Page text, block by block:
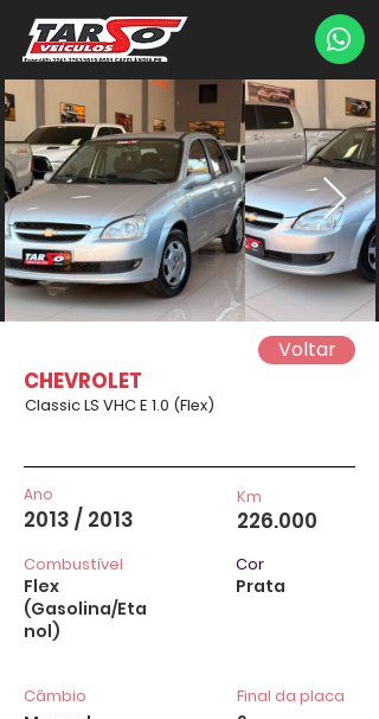
Voltar
CHEVROLET
Classic LS VHC E 1.0 (Flex)
Ano
2013 / 2013
Combustível
Flex
(Gasolina/Eta
nol)
Câmbio
Km
226.000
Cor
Prata
Final da placa